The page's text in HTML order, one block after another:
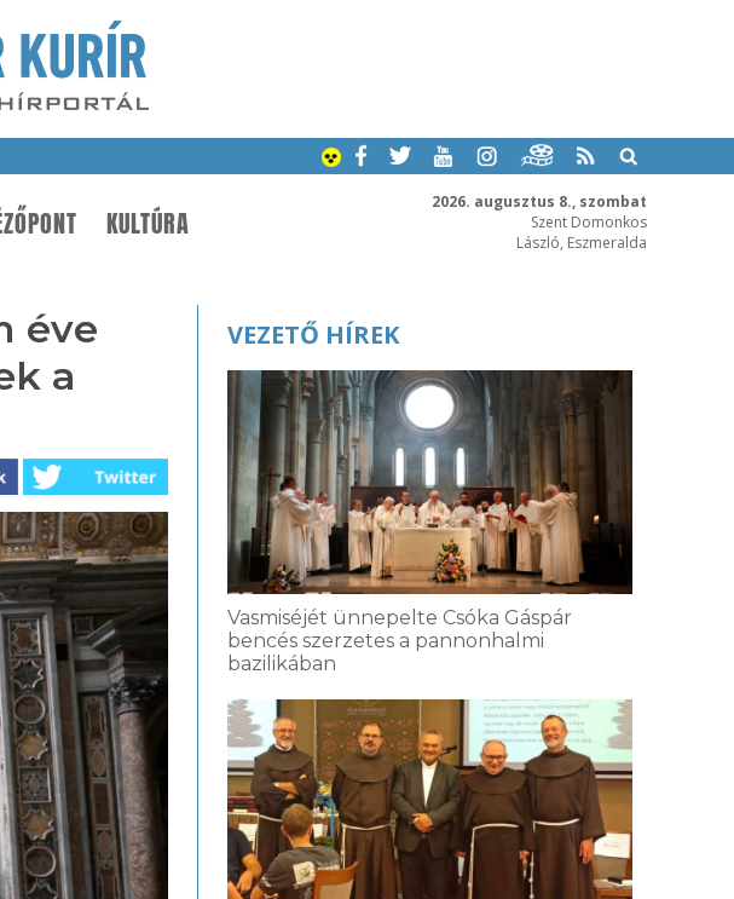
2026. augusztus 8., szombat
Szent Domonkos
László, Eszmeralda
KULTÚRA
éve
a
VEZETŐ HÍREK
Vasmiséjét ünnepelte Csóka Gáspár
bencés szerzetes a pannonhalmi
bazilikában